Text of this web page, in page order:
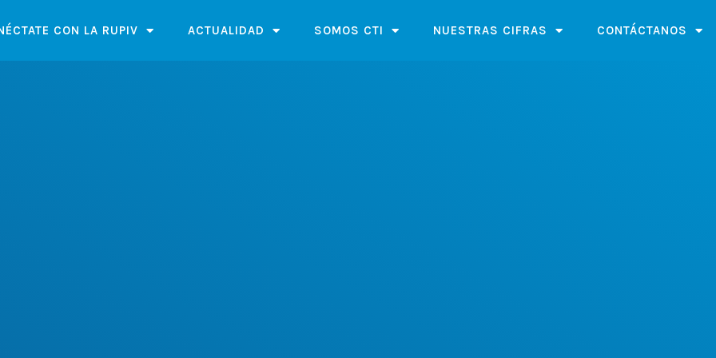
CON LA RUPIV ACTUALIDAD SOMOS CTI NUESTRAS CIFRAS CONTÁCTANOS